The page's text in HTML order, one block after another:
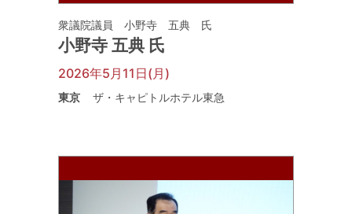
衆議院議員 小野寺 五典 氏
小野寺 五典 氏
2026年5月11日(月)
東京 ザ・キャピトルホテル東急